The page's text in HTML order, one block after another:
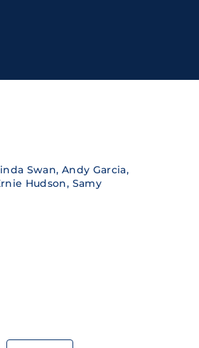
Swan, Andy Garcia,
Hudson, Samy